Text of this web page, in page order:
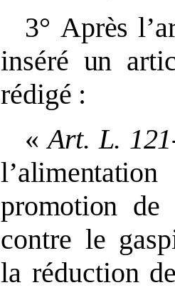
3° Après
inséré un
rédigé :
« Art. L. 121
promotion de
contre le
la réduction